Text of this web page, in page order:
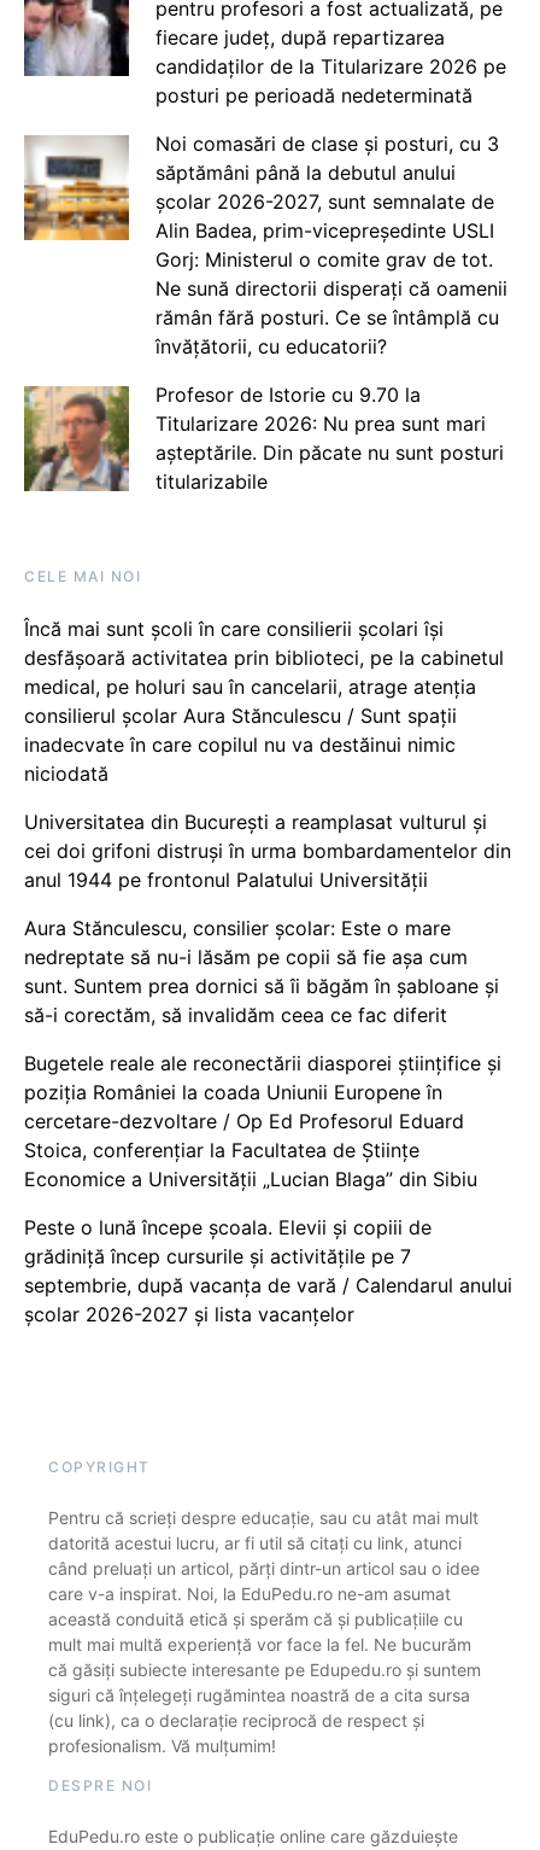
pentru profesori a fost actualizată, pe
fiecare județ, după repartizarea
candidaților de la Titularizare 2026 pe
posturi pe perioadă nedeterminată
Noi comasări de clase și posturi, cu 3
săptămâni până la debutul anului
școlar 2026-2027, sunt semnalate de
Alin Badea, prim-vicepreședinte USLI
Gorj: Ministerul o comite grav de tot.
Ne sună directorii disperați că oamenii
rămân fără posturi. Ce se întâmplă cu
învățătorii, cu educatorii?
Profesor de Istorie cu 9.70 la
Titularizare 2026: Nu prea sunt mari
așteptările. Din păcate nu sunt posturi
titularizabile
CELE MAI NOI
Încă mai sunt școli în care consilierii școlari își
desfășoară activitatea prin biblioteci, pe la cabinetul
medical, pe holuri sau în cancelarii, atrage atenția
consilierul școlar Aura Stănculescu / Sunt spații
inadecvate în care copilul nu va destăinui nimic
niciodată
Universitatea din București a reamplasat vulturul și
cei doi grifoni distruși în urma bombardamentelor din
anul 1944 pe frontonul Palatului Universității
Aura Stănculescu, consilier școlar: Este o mare
nedreptate să nu-i lăsăm pe copii să fie așa cum
sunt. Suntem prea dornici să îi băgăm în șabloane și
să-i corectăm, să invalidăm ceea ce fac diferit
Bugetele reale ale reconectării diasporei științifice și
poziția României la coada Uniunii Europene în
cercetare-dezvoltare / Op Ed Profesorul Eduard
Stoica, conferențiar la Facultatea de Științe
Economice a Universității „Lucian Blaga” din Sibiu
Peste o lună începe școala. Elevii și copiii de
grădiniță încep cursurile și activitățile pe 7
septembrie, după vacanța de vară / Calendarul anului
școlar 2026-2027 și lista vacanțelor
COPYRIGHT
Pentru că scrieți despre educație, sau cu atât mai mult
datorită acestui lucru, ar fi util să citați cu link, atunci
când preluați un articol, părți dintr-un articol sau o idee
care v-a inspirat. Noi, la EduPedu.ro ne-am asumat
această conduită etică și sperăm că și publicațiile cu
mult mai multă experiență vor face la fel. Ne bucurăm
că găsiți subiecte interesante pe Edupedu.ro și suntem
siguri că înțelegeți rugămintea noastră de a cita sursa
(cu link), ca o declarație reciprocă de respect și
profesionalism. Vă mulțumim!
DESPRE NOI
EduPedu.ro este o publicație online care găzduiește